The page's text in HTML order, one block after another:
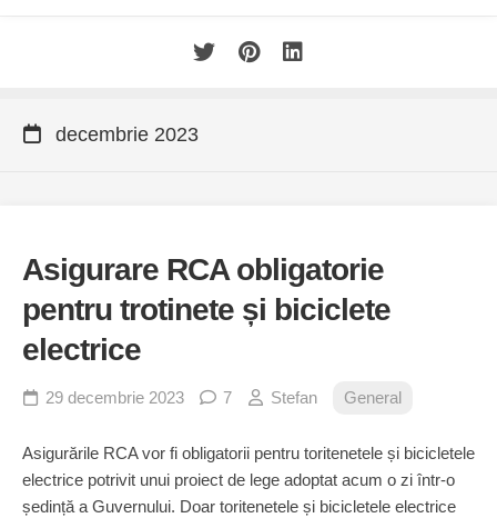
decembrie 2023
Asigurare RCA obligatorie
pentru trotinete și biciclete
electrice
29 decembrie 2023 7 Stefan General
Asigurările RCA vor fi obligatorii pentru toritenetele și bicicletele
electrice potrivit unui proiect de lege adoptat acum o zi într-o
ședință a Guvernului. Doar toritenetele și bicicletele electrice